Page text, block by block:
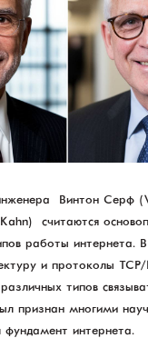
— Винтон Серф
— считаются
работы интернета.
и протоколы TCP/
типов
признан многими
интернета.